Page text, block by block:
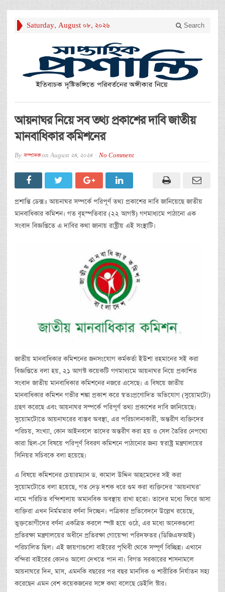
Saturday, August 08, 2026 Search
আয়নাঘর নিয়ে সব তথ্য প্রকাশের দাবি জাতীয়
মানবাধিকার কমিশনের
By সম্পাদকonAugust 24, 2024 No Comment
প্রশান্তি ডেক্স॥ আয়নাঘর সম্পর্কে পরিপূর্ণ তথ্য প্রকাশের দাবি জানিয়েছে জাতীয়
মানবাধিকার কমিশন। গত বৃহস্পতিবার (২২ আগস্ট) গণমাধ্যমে পাঠানো এক
সংবাদ বিজ্ঞপ্তিতে এ দাবির কথা জানায় রাষ্ট্রীয় এই সংস্থাটি।
জাতীয় মানবাধিকার কমিশনের জনসংযোগ কর্মকর্তা ইউশা রহমানের সই করা
বিজ্ঞপ্তিতে বলা হয়, ২১ আগস্ট কয়েকটি গণমাধ্যমে আয়নাঘর নিয়ে প্রকাশিত
সংবাদ জাতীয় মানবাধিকার কমিশনের নজরে এসেছে। এ বিষয়ে জাতীয়
মানবাধিকার কমিশন গভীর শঙ্কা প্রকাশ করে স্বতঃপ্রণোদিত অভিযোগ (সুয়োমটো)
গ্রহণ করেছে এবং আয়নাঘর সম্পর্কে পরিপূর্ণ তথ্য প্রকাশের দাবি জানিয়েছে।
সুয়োমটোতে আয়নাঘরের বাস্তব অবস্থা, এর পরিচালনাকারী, অন্তরীণ ব্যক্তিদের
পরিচয়, সংখ্যা, কোন আইনবলে তাদের অন্তরীণ করা হয় ও সেল তৈরির নেপথ্যে
কারা ছিল-সে বিষয়ে পরিপূর্ণ বিবরণ কমিশনে পাঠানোর জন্য স্বরাষ্ট্র মন্ত্রণালয়ের
সিনিয়র সচিবকে বলা হয়েছে।
এ বিষয়ে কমিশনের চেয়ারম্যান ড. কামাল উদ্দিন আহমেদের সই করা
সুয়োমটোতে বলা হয়েছে, গত দেড় দশক ধরে গুম করা ব্যক্তিদের ‘আয়নাঘর’
নামে পরিচিত বন্দিশালায় অমানবিক অবস্থায় রাখা হতো। তাদের মধ্যে ফিরে আসা
ব্যক্তিরা এখন নির্মমতার বর্ণনা দিচ্ছেন। পত্রিকার প্রতিবেদনে উল্লেখ রয়েছে,
ভুক্তভোগীদের বর্ণনা একত্রিত করলে স্পষ্ট হয়ে ওঠে, এর মধ্যে অনেকগুলো
প্রতিরক্ষা মন্ত্রণালয়ের অধীনে প্রতিরক্ষা গোয়েন্দা পরিদফতর (ডিজিএফআই)
পরিচালিত ছিল। এই জায়গাগুলো বাইরের পৃথিবী থেকে সম্পূর্ণ বিচ্ছিন্ন। এখানে
বন্দিরা বাইরের কোনও আলো দেখতে পান না। বিগত সরকারের শাসনামলে
আয়নাঘরে দিন, মাস, এমনকি বছরের পর বছর মানসিক ও শারীরিক নির্যাতন সহ্য
করেছেন এমন বেশ কয়েকজনের সঙ্গে কথা বলেছে ডেইলি স্টার।